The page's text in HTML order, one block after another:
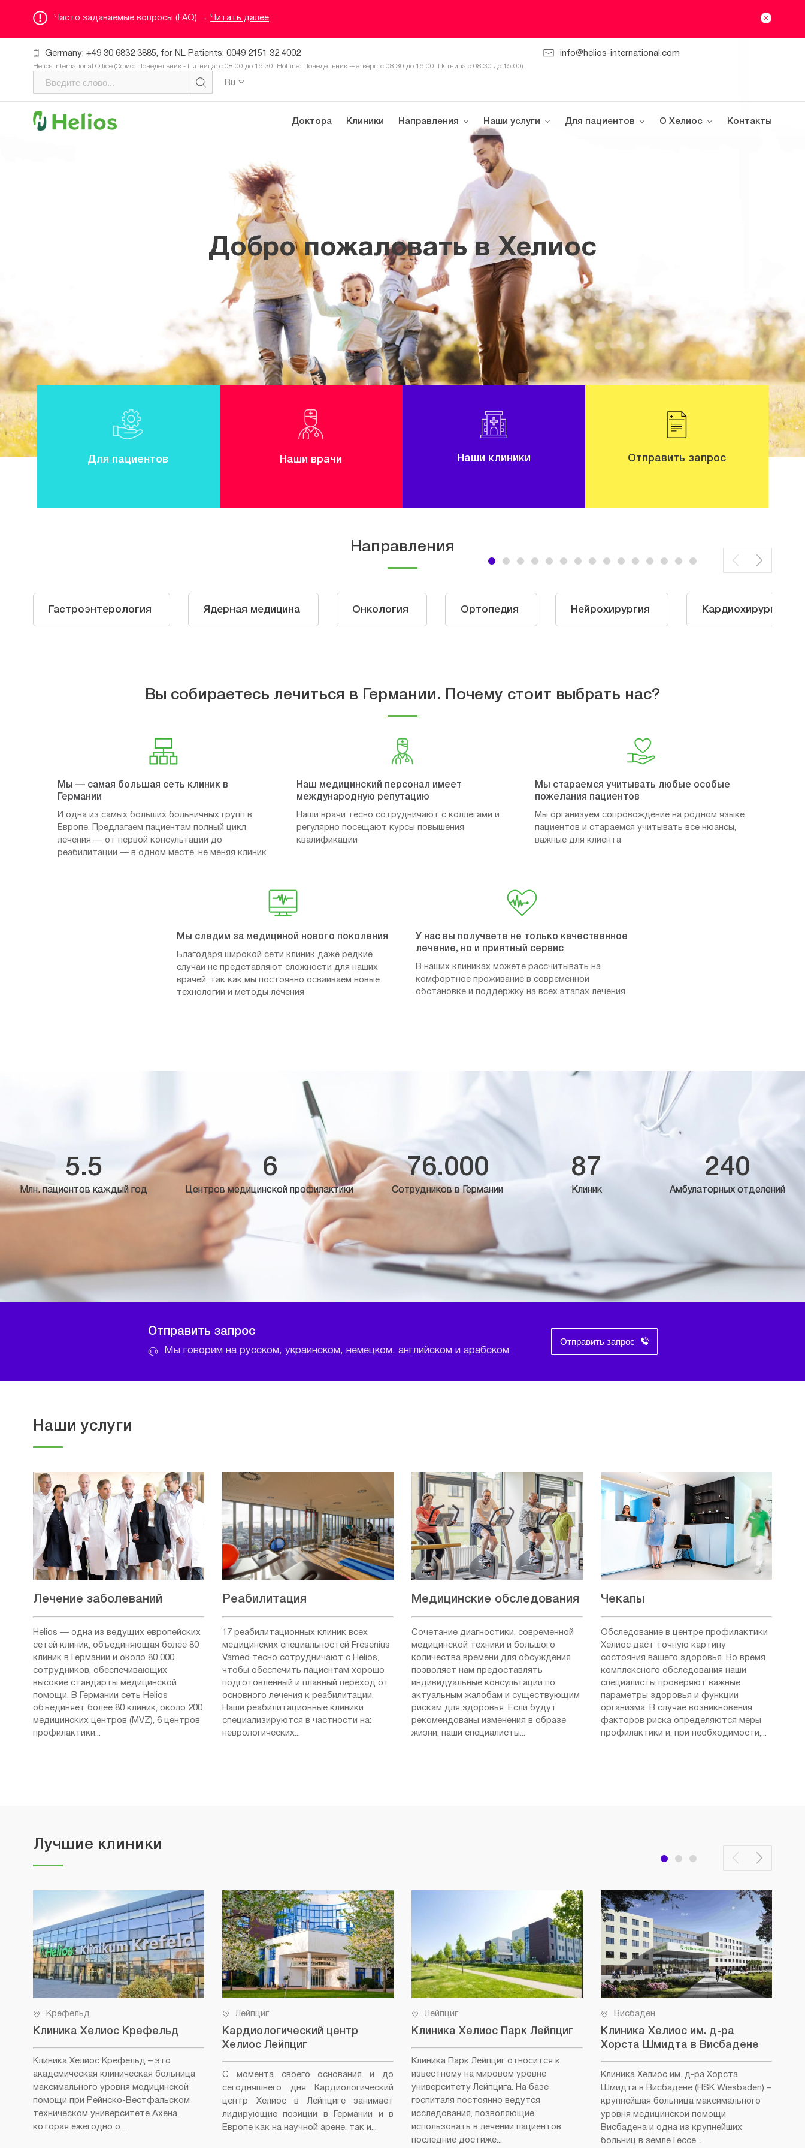
Часто задаваемые вопросы (FAQ) → Читать далее
Germany: +49 30 6832 3885, for NL Patients: 0049 2151 32 4002
Helios International Office (Офис: Понедельник - Пятница: с 08.00 до 16.30; Hotline: Понедельник -Четверг: с 08.30 до 16.00, Пятница с 08.30 до 15.00)
info@helios-international.com
Ru
Доктора Клиники Направления Наши услуги Для пациентов О Хелиос Контакты
Добро пожаловать в Хелиос
Для пациентов Наши врачи Наши клиники Отправить запрос
Направления
Гастроэнтерология Ядерная медицина Онкология Ортопедия Нейрохирургия Кардиохирургия
Вы собираетесь лечиться в Германии. Почему стоит выбрать нас?
Мы — самая большая сеть клиник в
Германии
И одна из самых больших больничных групп в
Европе. Предлагаем пациентам полный цикл
лечения — от первой консультации до
реабилитации — в одном месте, не меняя клиник
Наш медицинский персонал имеет
международную репутацию
Наши врачи тесно сотрудничают с коллегами и
регулярно посещают курсы повышения
квалификации
Мы стараемся учитывать любые особые
пожелания пациентов
Мы организуем сопровождение на родном языке
пациентов и стараемся учитывать все нюансы,
важные для клиента
Мы следим за медициной нового поколения
Благодаря широкой сети клиник даже редкие
случаи не представляют сложности для наших
врачей, так как мы постоянно осваиваем новые
технологии и методы лечения
У нас вы получаете не только качественное
лечение, но и приятный сервис
В наших клиниках можете рассчитывать на
комфортное проживание в современной
обстановке и поддержку на всех этапах лечения
5.5
Млн. пациентов каждый год
6
Центров медицинской профилактики
76.000
Сотрудников в Германии
87
Клиник
240
Амбулаторных отделений
Отправить запрос
Мы говорим на русском, украинском, немецком, английском и арабском
Отправить запрос
Наши услуги
Лечение заболеваний
Helios — одна из ведущих европейских
сетей клиник, объединяющая более 80
клиник в Германии и около 80 000
сотрудников, обеспечивающих
высокие стандарты медицинской
помощи. В Германии сеть Helios
объединяет более 80 клиник, около 200
медицинских центров (MVZ), 6 центров
профилактики...
Реабилитация
17 реабилитационных клиник всех
медицинских специальностей Fresenius
Vamed тесно сотрудничают с Helios,
чтобы обеспечить пациентам хорошо
подготовленный и плавный переход от
основного лечения к реабилитации.
Наши реабилитационные клиники
специализируются в частности на:
неврологических...
Медицинские обследования
Сочетание диагностики, современной
медицинской техники и большого
количества времени для обсуждения
позволяет нам предоставлять
индивидуальные консультации по
актуальным жалобам и существующим
рискам для здоровья. Если будут
рекомендованы изменения в образе
жизни, наши специалисты...
Чекапы
Обследование в центре профилактики
Хелиос даст точную картину
состояния вашего здоровья. Во время
комплексного обследования наши
специалисты проверяют важные
параметры здоровья и функции
организма. В случае возникновения
факторов риска определяются меры
профилактики и, при необходимости,...
Лучшие клиники
Крефельд
Клиника Хелиос Крефельд
Клиника Хелиос Крефельд – это
академическая клиническая больница
максимального уровня медицинской
помощи при Рейнско-Вестфальском
техническом университете Ахена,
которая ежегодно о...
Лейпциг
Кардиологический центр
Хелиос Лейпциг
С момента своего основания и до
сегодняшнего дня Кардиологический
центр Хелиос в Лейпциге занимает
лидирующие позиции в Германии и в
Европе как на научной арене, так и...
Лейпциг
Клиника Хелиос Парк Лейпциг
Клиника Парк Лейпциг относится к
известному на мировом уровне
университету Лейпцига. На базе
госпиталя постоянно ведутся
исследования, позволяющие
использовать в лечении пациентов
последние достиже...
Висбаден
Клиника Хелиос им. д-ра
Хорста Шмидта в Висбадене
Клиника Хелиос им. д-ра Хорста
Шмидта в Висбадене (HSK Wiesbaden) –
крупнейшая больница максимального
уровня медицинской помощи
Висбадена и одна из крупнейших
больниц в земле Гессе...